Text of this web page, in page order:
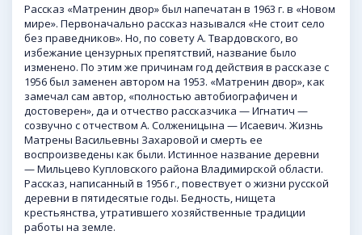
Рассказ «Матренин двор» был напечатан в 1963 г. в «Новом
мире». Первоначально рассказ назывался «Не стоит село
без праведников». Но, по совету А. Твардовского, во
избежание цензурных препятствий, название было
изменено. По этим же причинам год действия в рассказе с
1956 был заменен автором на 1953. «Матренин двор», как
замечал сам автор, «полностью автобиографичен и
достоверен», да и отчество рассказчика — Игнатич —
созвучно с отчеством А. Солженицына — Исаевич. Жизнь
Матрены Васильевны Захаровой и смерть ее
воспроизведены как были. Истинное название деревни
— Мильцево Купловского района Владимирской области.
Рассказ, написанный в 1956 г., повествует о жизни русской
деревни в пятидесятые годы. Бедность, нищета
крестьянства, утратившего хозяйственные традиции
работы на земле.